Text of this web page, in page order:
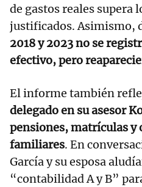
de gastos reales supera
justificados. Asimismo,
2018 y 2023 no se
efectivo, pero
El informe también
delegado en su asesor
pensiones, matrículas y
familiares. En
García y su esposa
“contabilidad A y B”